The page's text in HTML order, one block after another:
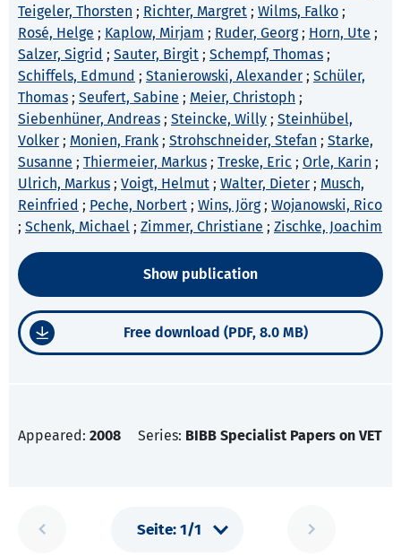
Teigeler, Thorsten ; Richter, Margret ; Wilms, Falko ;
Rosé, Helge ; Kaplow, Mirjam ; Ruder, Georg; Horn, Ute ;
Salzer, Sigrid ; Sauter, Birgit ; Schempf, Thomas ;
Schiffels, Edmund ; Stanierowski, Alexander ; Schüler,
Thomas ; Seufert, Sabine ; Meier, Christoph ;
Siebenhüner, Andreas ; Steincke, Willy ; Steinhübel,
Volker ; Monien, Frank ; Strohschneider, Stefan ; Starke,
Susanne ; Thiermeier, Markus ; Treske, Eric ; Orle, Karin ;
Ulrich, Markus ; Voigt, Helmut ; Walter, Dieter ; Musch,
Reinfried ; Peche, Norbert ; Wins, Jörg; Wojanowski, Rico
; Schenk, Michael ; Zimmer, Christiane ; Zischke, Joachim
Show publication
Free download (PDF, 8.0 MB)
Appeared: 2008 Series: BIBB Specialist Papers on VET